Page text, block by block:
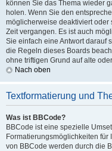
können Sie das Thema wieder
holen. Wenn Sie den
möglicherweise deaktiviert oder
Zeit vergangen. Es ist auch
Sie einfach eine Antwort darauf
die Regeln dieses Boards
ohne triftigen Grund auf alte
Nach oben
Textformatierung und
Was ist BBCode?
BBCode ist eine spezielle
Formatierungsmöglichkeiten für
von BBCode werden durch die